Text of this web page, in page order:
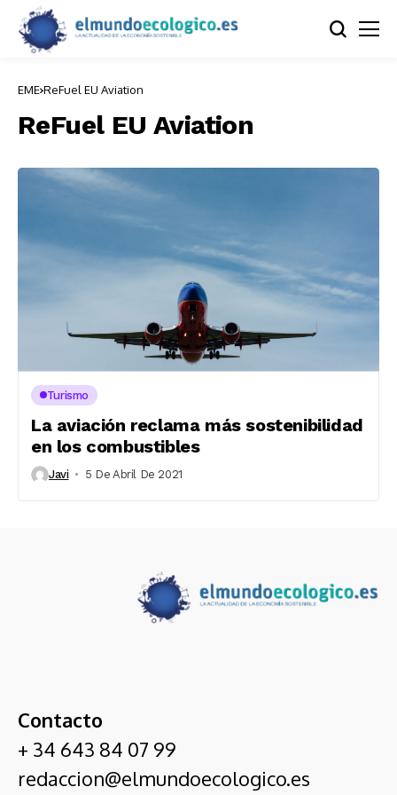
EME ReFuel EU Aviation
ReFuel EU Aviation
Turismo
La aviación reclama más sostenibilidad
en los combustibles
Javi 5 De Abril De 2021
Contacto
+ 34 643 84 07 99
redaccion@elmundoecologico.es